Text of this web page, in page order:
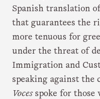
Spanish translation
that guarantees the
more tenuous for
under the threat of
Immigration and
speaking against
Vocesspoke for those